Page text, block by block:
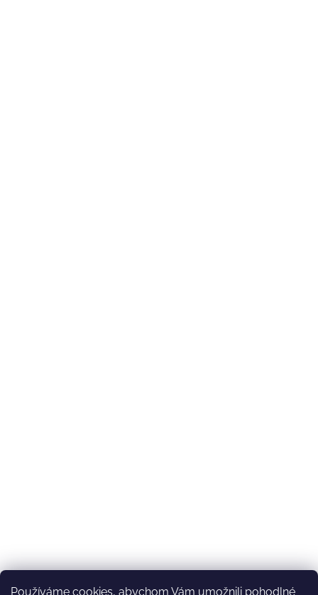
Používáme cookies, abychom Vám umožnili pohodlné